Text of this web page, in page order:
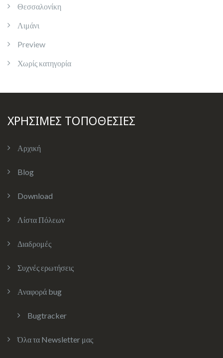
Θεσσαλονίκη
Λιμάνι
Preview
Χωρίς κατηγορία
ΧΡΗΣΙΜΕΣ ΤΟΠΟΘΕΣΙΕΣ
Αρχική
Blog
Download
Λίστα Πόλεων
Διαδρομές
Συχνές ερωτήσεις
Αναφορά bug
Bugtracker
Όλα τα Newsletter μας